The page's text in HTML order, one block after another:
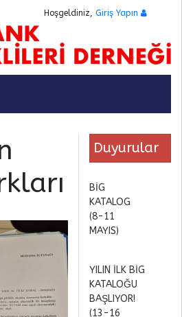
Hoşgeldiniz, Giriş Yapın
Duyurular
BİG
KATALOG
(8-11
MAYIS)
YILIN İLK BİG
KATALOĞU
BAŞLIYOR!
(13-16